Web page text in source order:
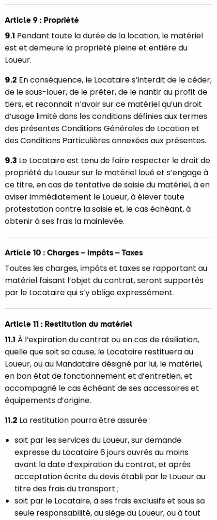
Article 9 : Propriété
9.1 Pendant toute la durée de la location, le matériel
est et demeure la propriété pleine et entière du
Loueur.
9.2 En conséquence, le Locataire s’interdit de le céder,
de le sous-louer, de le prêter, de le nantir au profit de
tiers, et reconnait n’avoir sur ce matériel qu’un droit
d’usage limité dans les conditions définies aux termes
des présentes Conditions Générales de Location et
des Conditions Particulières annexées aux présentes.
9.3 Le Locataire est tenu de faire respecter le droit de
propriété du Loueur sur le matériel loué et s’engage à
ce titre, en cas de tentative de saisie du matériel, à en
aviser immédiatement le Loueur, à élever toute
protestation contre la saisie et, le cas échéant, à
obtenir à ses frais la mainlevée.
Article 10 : Charges – Impôts – Taxes
Toutes les charges, impôts et taxes se rapportant au
matériel faisant l’objet du contrat, seront supportés
par le Locataire qui s’y oblige expressément.
Article 11 : Restitution du matériel
11.1 À l’expiration du contrat ou en cas de résiliation,
quelle que soit sa cause, le Locataire restituera au
Loueur, ou au Mandataire désigné par lui, le matériel,
en bon état de fonctionnement et d’entretien, et
accompagné le cas échéant de ses accessoires et
équipements d’origine.
11.2 La restitution pourra être assurée :
soit par les services du Loueur, sur demande
expresse du Locataire 6 jours ouvrés au moins
avant la date d’expiration du contrat, et après
acceptation écrite du devis établi par le Loueur au
titre des frais du transport ;
soit par le Locataire, à ses frais exclusifs et sous sa
seule responsabilité, au siège du Loueur, ou à tout